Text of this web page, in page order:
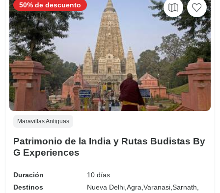
Maravillas Antiguas
Patrimonio de la India y Rutas Budistas By
G Experiences
Duración
10 días
Destinos
Nueva Delhi,Agra,Varanasi,Sarnath,
50% de descuento